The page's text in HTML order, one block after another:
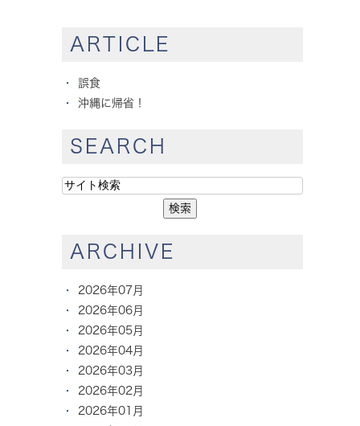
ARTICLE
誤食
沖縄に帰省！
SEARCH
ARCHIVE
2026年07月
2026年06月
2026年05月
2026年04月
2026年03月
2026年02月
2026年01月